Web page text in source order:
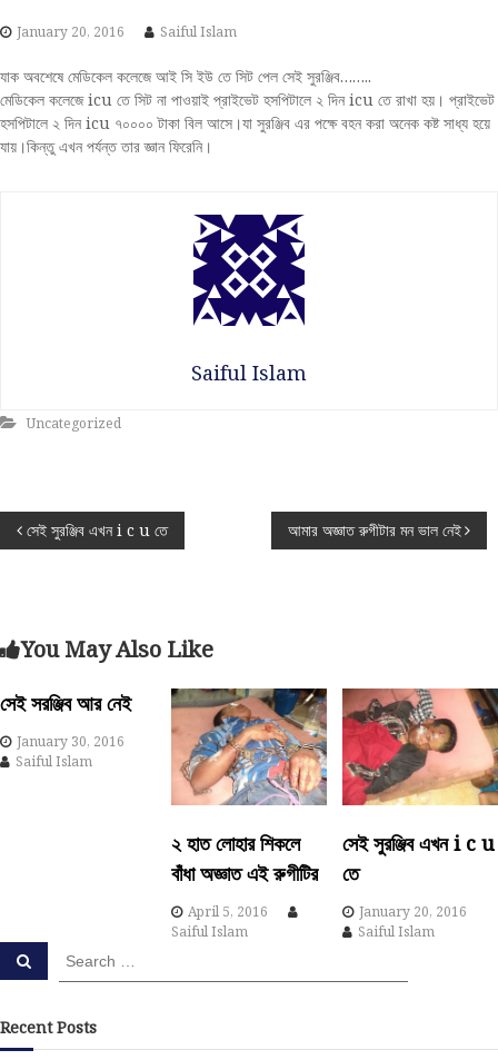
k
p
t
o
c
January 20, 2016 Saiful Islam
যাক অবশেষে মেডিকেল কলেজে আই সি ইউ তে সিট পেল সেই সুরঞ্জিব……..
মেডিকেল কলেজে icu তে সিট না পাওয়াই প্রাইভেট হসপিটালে ২ দিন icu তে রাখা হয়। প্রাইভেট
হসপিটালে ২ দিন icu ৭০০০০ টাকা বিল আসে।যা সুরঞ্জিব এর পক্ষে বহন করা অনেক কষ্ট সাধ্য হয়ে
যায়।কিন্তু এখন পর্যন্ত তার জ্ঞান ফিরেনি।
Saiful Islam
Uncategorized
P
s
n
g
a
t
সেই সুরঞ্জিব এখন i c u তে আমার অজ্ঞাত রুগীটার মন ভাল নেই
You May Also Like
সেই সরঞ্জিব আর নেই
January 30, 2016
Saiful Islam
২ হাত লোহার শিকলে
বাঁধা অজ্ঞাত এই রুগীটির
April 5, 2016
Saiful Islam
সেই সুরঞ্জিব এখন i c u
তে
January 20, 2016
Saiful Islam
e
r
c
S
h
Recent Posts